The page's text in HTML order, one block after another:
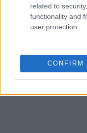
related to
functionality and
user protection.
CONFIRM